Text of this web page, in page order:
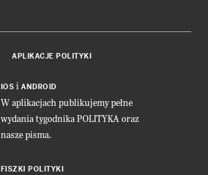
APLIKACJE POLITYKI
IOS i ANDROID
W aplikacjach publikujemy pełne
wydania tygodnika POLITYKA oraz
nasze pisma.
FISZKI POLITYKI